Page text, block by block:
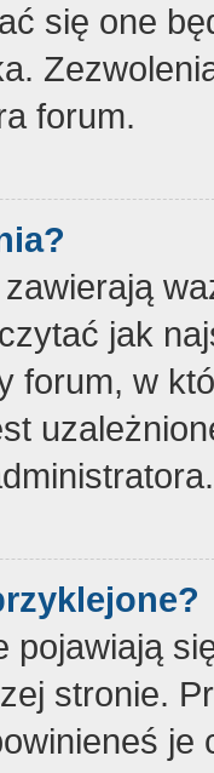
się one
forum.
jak
forum, w
pojawiają
stronie.
je